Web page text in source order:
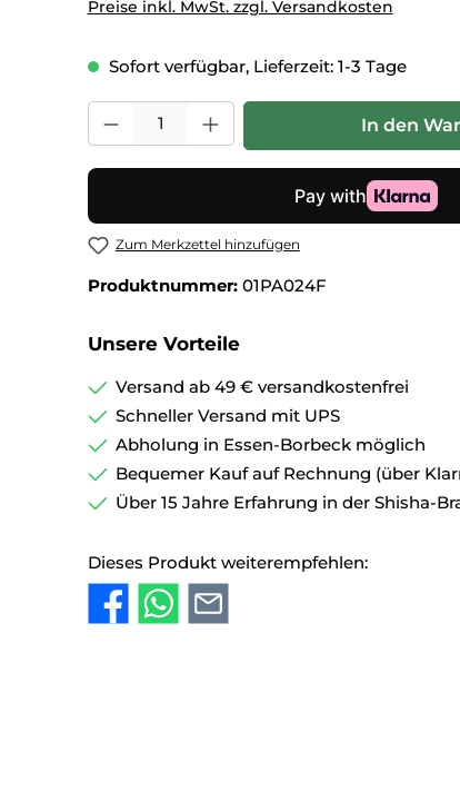
Preise inkl. MwSt. zzgl. Versandkosten
Sofort verfügbar, Lieferzeit: 1-3 Tage
Produkt Anzahl: Gib den gewünschten Wert
In den
Zum Merkzettel hinzufügen
Produktnummer: 01PA024F
Unsere Vorteile
Versand ab 49 € versandkostenfrei
Schneller Versand mit UPS
Abholung in Essen-Borbeck möglich
Bequemer Kauf auf Rechnung (über
Über 15 Jahre Erfahrung in der Shisha-
Dieses Produkt weiterempfehlen: